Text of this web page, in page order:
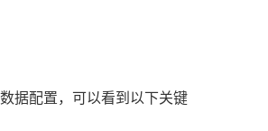
据配置，可以看到以下关键